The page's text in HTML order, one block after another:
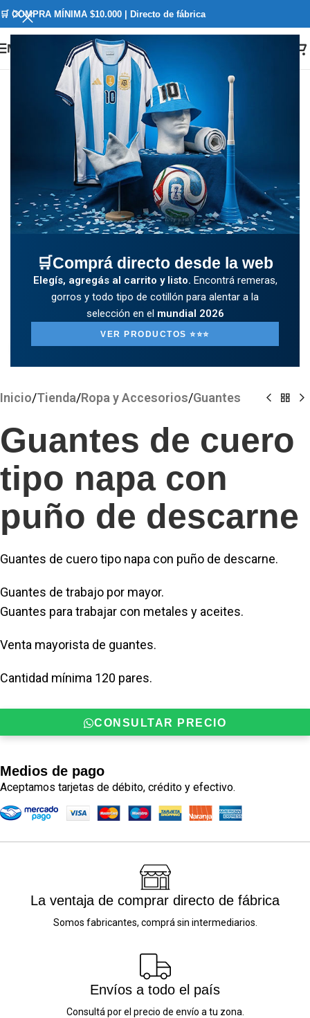
🛒Comprá directo desde la web
Elegís, agregás al carrito y listo. Encontrá remeras,
gorros y todo tipo de cotillón para alentar a la
selección en el mundial 2026
VER PRODUCTOS ⭐️⭐️⭐️
🛒 COMPRA MÍNIMA $10.000 | Directo de fábrica
Menú
Clickee para agrandar
Inicio/Tienda/Ropa y Accesorios/Guantes
Guantes de cuero
tipo napa con
puño de descarne
Guantes de cuero tipo napa con puño de descarne.
Guantes de trabajo por mayor.
Guantes para trabajar con metales y aceites.
Venta mayorista de guantes.
Cantidad mínima 120 pares.
CONSULTAR PRECIO
Medios de pago
Aceptamos tarjetas de débito, crédito y efectivo.
La ventaja de comprar directo de fábrica
Somos fabricantes, comprá sin intermediarios.
Envíos a todo el país
Consultá por el precio de envío a tu zona.